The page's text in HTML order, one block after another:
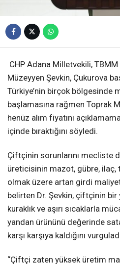
CHP Adana Milletvekili, TBMM
Müzeyyen Şevkin, Çukurova
Türkiye’nin birçok bölgesinde
başlamasına rağmen Toprak
henüz alım fiyatını
içinde bıraktığını söyledi.
Çiftçinin sorunlarını mecliste
üreticisinin mazot, gübre,
olmak üzere artan girdi
belirten Dr. Şevkin, çiftçinin bir
kuraklık ve aşırı sıcaklarla
yandan ürününü değerinde
karşı karşıya kaldığını
“Çiftçi zaten yüksek üretim